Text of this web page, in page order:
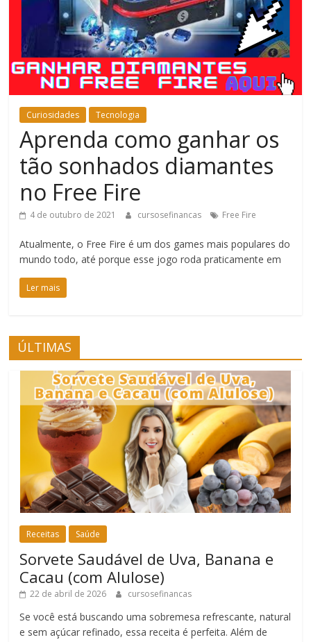
Curiosidades Tecnologia
Aprenda como ganhar os
tão sonhados diamantes
no Free Fire
4 de outubro de 2021 cursosefinancas Free Fire
Atualmente, o Free Fire é um dos games mais populares do
mundo todo, até porque esse jogo roda praticamente em
Ler mais
ÚLTIMAS
Receitas Saúde
Sorvete Saudável de Uva, Banana e
Cacau (com Alulose)
22 de abril de 2026 cursosefinancas
Se você está buscando uma sobremesa refrescante, natural
e sem açúcar refinado, essa receita é perfeita. Além de